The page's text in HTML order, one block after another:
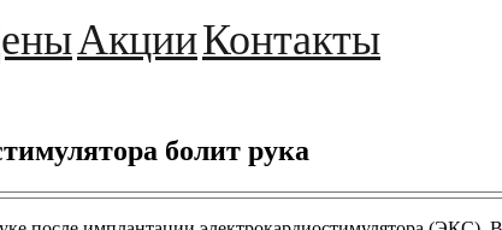
АкцииКонтакты
болит рука